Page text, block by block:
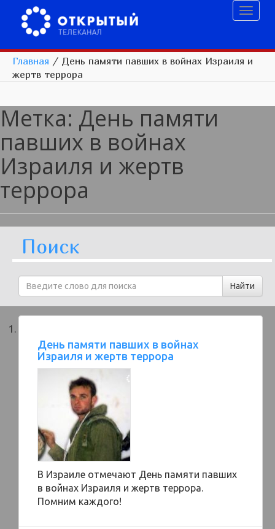
Главная / День памяти павших в войнах Израиля и
жертв террора
Метка: День памяти
павших в войнах
Израиля и жертв
террора
Поиск
День памяти павших в войнах
Израиля и жертв террора
В Израиле отмечают День памяти павших
в войнах Израиля и жертв террора.
Помним каждого!